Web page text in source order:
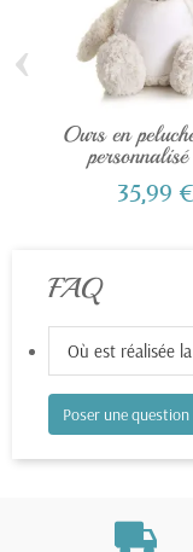
Ours en
35,99 €
‹
FAQ
Où est réalisée
Poser une question